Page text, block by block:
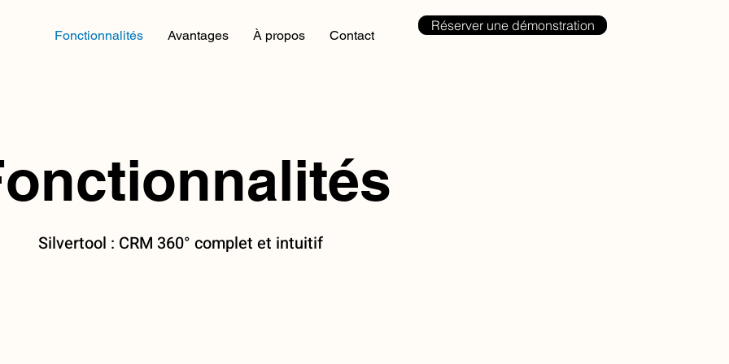
Fonctionnalités Avantages À propos Contact
Réserver une démonstration
fonctionnalités
Silvertool : CRM 360° complet et intuitif